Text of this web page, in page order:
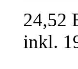
24,52
inkl.